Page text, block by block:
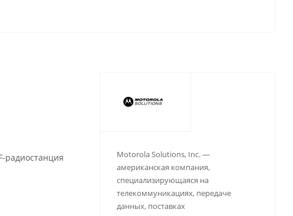
радиостанция
Motorola Solutions, Inc. —
американская компания,
специализирующаяся на
телекоммуникациях, передаче
данных, поставках